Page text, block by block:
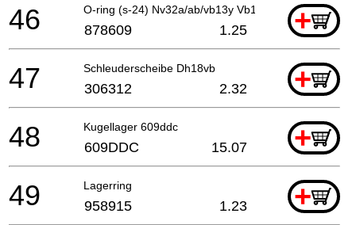
O-ring (s-24) Nv32a/ab/vb13y Vb16y +
46 878609 1.25
Schleuderscheibe Dh18vb +
47 306312 2.32
Kugellager 609ddc +
48 609DDC 15.07
Lagerring +
49 958915 1.23